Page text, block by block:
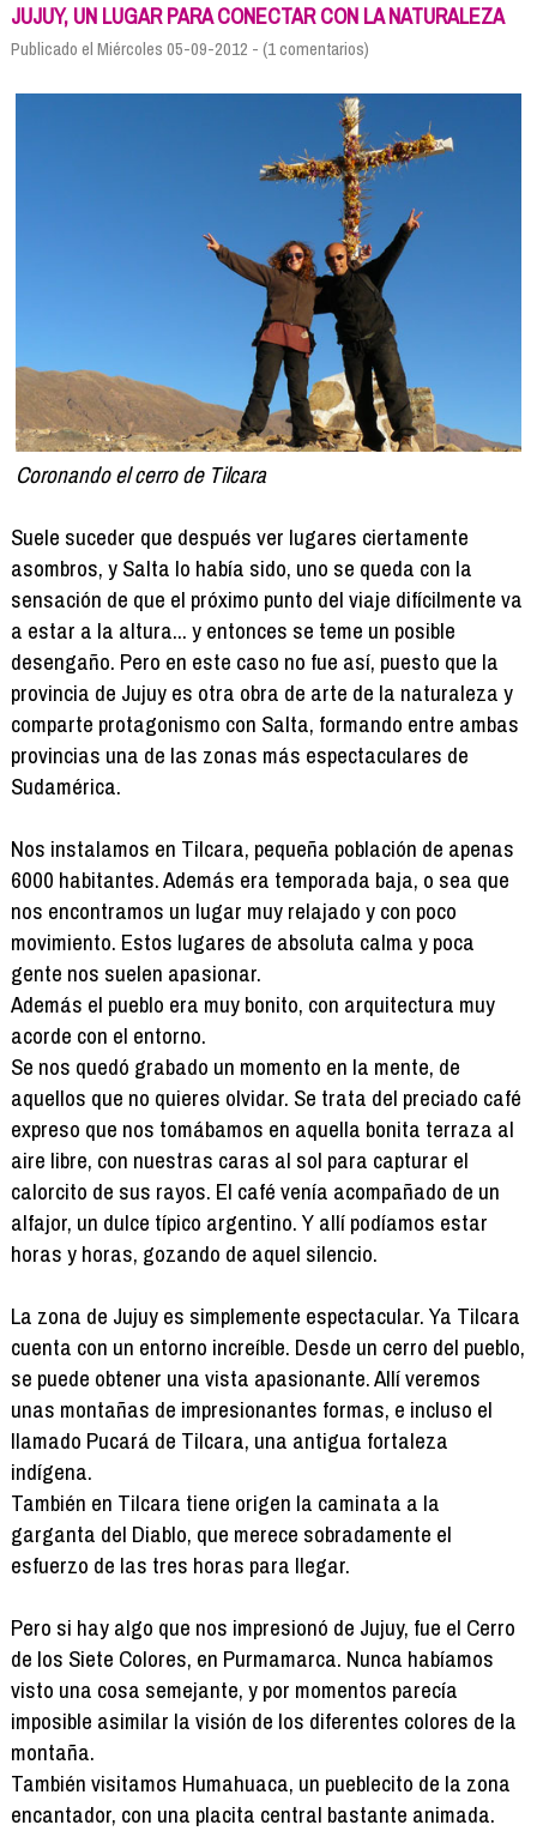
Info viajeros
JUJUY, UN LUGAR PARA CONECTAR CON LA NATURALEZA
Publicado el Miércoles 05-09-2012 - (1 comentarios)
Coronando el cerro de Tilcara
Suele suceder que después ver lugares ciertamente
asombros, y Salta lo había sido, uno se queda con la
sensación de que el próximo punto del viaje difícilmente va
a estar a la altura... y entonces se teme un posible
desengaño. Pero en este caso no fue así, puesto que la
provincia de Jujuy es otra obra de arte de la naturaleza y
comparte protagonismo con Salta, formando entre ambas
provincias una de las zonas más espectaculares de
Sudamérica.
Nos instalamos en Tilcara, pequeña población de apenas
6000 habitantes. Además era temporada baja, o sea que
nos encontramos un lugar muy relajado y con poco
movimiento. Estos lugares de absoluta calma y poca
gente nos suelen apasionar.
Además el pueblo era muy bonito, con arquitectura muy
acorde con el entorno.
Se nos quedó grabado un momento en la mente, de
aquellos que no quieres olvidar. Se trata del preciado café
expreso que nos tomábamos en aquella bonita terraza al
aire libre, con nuestras caras al sol para capturar el
calorcito de sus rayos. El café venía acompañado de un
alfajor, un dulce típico argentino. Y allí podíamos estar
horas y horas, gozando de aquel silencio.
La zona de Jujuy es simplemente espectacular. Ya Tilcara
cuenta con un entorno increíble. Desde un cerro del pueblo,
se puede obtener una vista apasionante. Allí veremos
unas montañas de impresionantes formas, e incluso el
llamado Pucará de Tilcara, una antigua fortaleza
indígena.
También en Tilcara tiene origen la caminata a la
garganta del Diablo, que merece sobradamente el
esfuerzo de las tres horas para llegar.
Pero si hay algo que nos impresionó de Jujuy, fue el Cerro
de los Siete Colores, en Purmamarca. Nunca habíamos
visto una cosa semejante, y por momentos parecía
imposible asimilar la visión de los diferentes colores de la
montaña.
También visitamos Humahuaca, un pueblecito de la zona
encantador, con una placita central bastante animada.